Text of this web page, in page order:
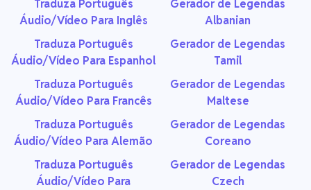
Traduza Português
Áudio/Vídeo Para Inglês
Traduza Português
Áudio/Vídeo Para Espanhol
Traduza Português
Áudio/Vídeo Para Francês
Traduza Português
Áudio/Vídeo Para Alemão
Traduza Português
Áudio/Vídeo Para
Gerador de Legendas
Albanian
Gerador de Legendas
Tamil
Gerador de Legendas
Maltese
Gerador de Legendas
Coreano
Gerador de Legendas
Czech